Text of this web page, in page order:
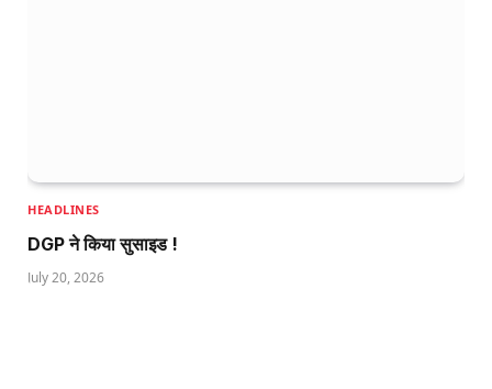
HEADLINES
DGP ने किया सुसाइड !
July 20, 2026